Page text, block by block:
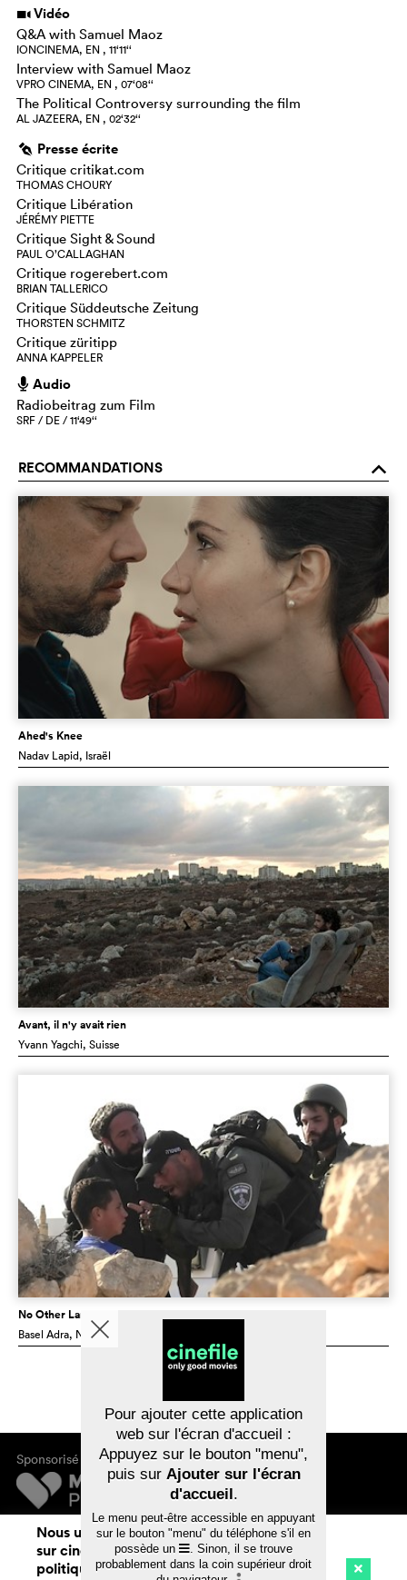
i Vidéo
Q&A with Samuel Maoz
IONCINEMA, EN , 11‘11‘‘
Interview with Samuel Maoz
VPRO CINEMA, EN , 07‘08‘‘
The Political Controversy surrounding the film
AL JAZEERA, EN , 02‘32‘‘
g Presse écrite
Critique critikat.com
THOMAS CHOURY
Critique Libération
JÉRÉMY PIETTE
Critique Sight & Sound
PAUL O’CALLAGHAN
Critique rogerebert.com
BRIAN TALLERICO
Critique Süddeutsche Zeitung
THORSTEN SCHMITZ
Critique züritipp
ANNA KAPPELER
h Audio
Radiobeitrag zum Film
SRF / DE / 11‘49‘‘
RECOMMANDATIONS o
Ahed's Knee
Nadav Lapid, Israël
Avant, il n'y avait rien
Yvann Yagchi, Suisse
No Other Land
Basel Adra, Norvège
Sponsorisé par
Mentions légales
Confidentialité des données
Nous utilisons des cookies. En naviguant
sur cinefile.ch, vous acceptez notre
politique d'utilisation des cookies. Pour
Pour ajouter cette application
web sur l'écran d'accueil :
Appuyez sur le bouton "menu",
puis sur Ajouter sur l'écran
d'accueil.
Le menu peut-être accessible en appuyant
sur le bouton "menu" du téléphone s'il en
possède un
. Sinon, il se trouve
probablement dans la coin supérieur droit